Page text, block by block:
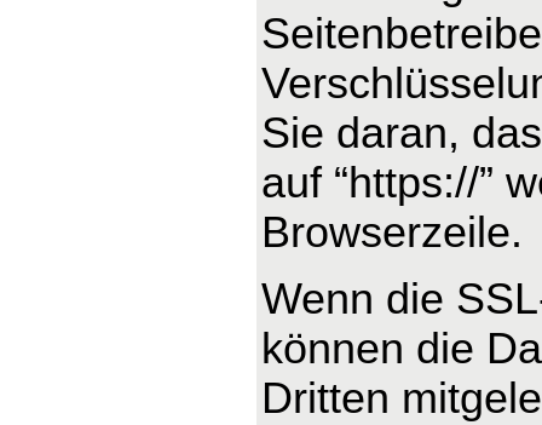
Sie daran,
auf “https://”
Browserzeile.
Wenn die
können die
Dritten